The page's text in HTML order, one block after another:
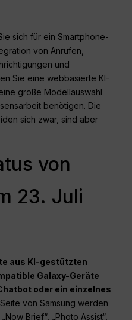
sich für ein Smartphone-
von Anrufen,
und
Sie eine webbasierte KI-
große Modellauswahl
benötigen. Die
sich zwar, sind aber
von
23. Juli
aus KI-gestützten
Galaxy-Geräte
oder ein einzelnes
von Samsung werden
Brief“, „Photo Assist“,